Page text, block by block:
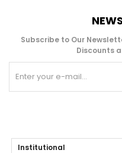
Subscribe to Our
Discounts
Institutional